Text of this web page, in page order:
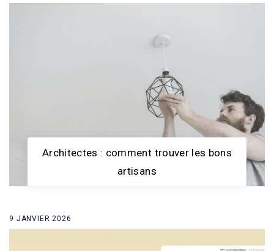
Architectes : comment trouver les bons
artisans
9 JANVIER 2026